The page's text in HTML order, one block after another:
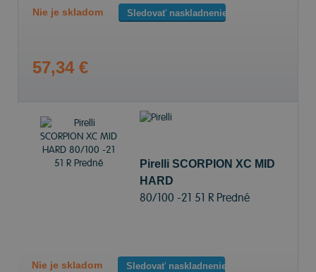
Nie je skladom Sledovať naskladnenie
57,34 €
Pirelli SCORPION XC MID
HARD
80/100 -21 51 R Predné
Nie je skladom Sledovať naskladnenie